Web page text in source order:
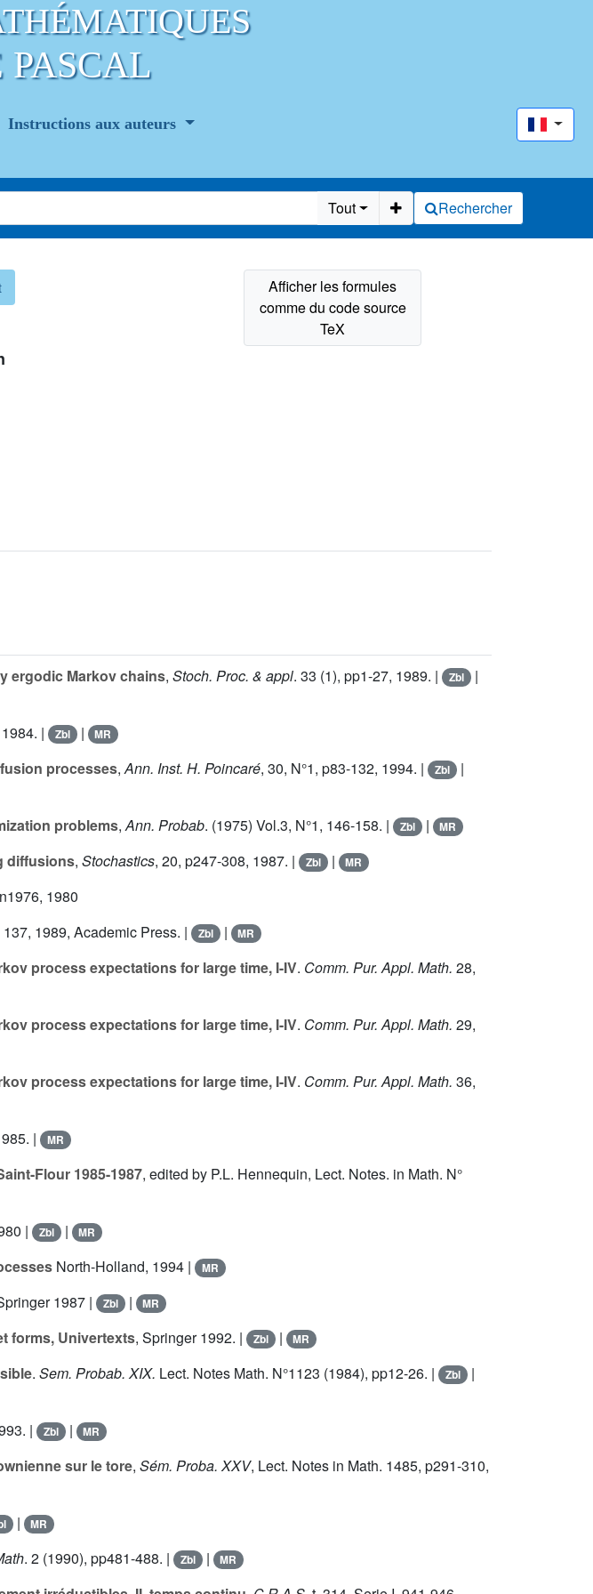
Instructions aux auteurs
Tout Rechercher
ergodic Markov chains, Stoch. Proc. & appl. 33 (1), pp1-27, 1989. | Zbl |
| Zbl | MR
processes,Ann. Inst. H. Poincaré, 30, N°1, p83-132, 1994. | Zbl |
problems,Ann. Probab. (1975) Vol.3, N°1, 146-158. | Zbl | MR
diffusions, Stochastics, 20, p247-308, 1987. | Zbl | MR
1980
137, 1989, Academic Press. | Zbl | MR
process expectations for large time, I-IV. Comm. Pur. Appl. Math. 28,
process expectations for large time, I-IV. Comm. Pur. Appl. Math. 29,
process expectations for large time, I-IV. Comm. Pur. Appl. Math. 36,
| MR
Flour 1985-1987, edited by P.L. Hennequin, Lect. Notes. in Math. N°
| Zbl | MR
North-Holland, 1994 | MR
1987 | Zbl | MR
forms, Univertexts, Springer 1992. | Zbl | MR
. Sem. Probab. XIX. Lect. Notes Math. N°1123 (1984), pp12-26. | Zbl |
| Zbl | MR
sur le tore, Sém. Proba. XXV, Lect. Notes in Math. 1485, p291-310,
| MR
. 2 (1990), pp481-488. | Zbl | MR